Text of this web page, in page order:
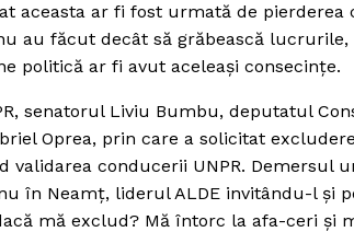
aceasta ar fi fost urmată de pierderea
au făcut decât să grăbească
politică ar fi avut aceleaşi consecinţe.
senatorul Liviu Bumbu, deputatul
Oprea, prin care a solicitat
conducerii UNPR. Demersul
în Neamţ, liderul ALDE invitându-l şi
mă exclud? Mă întorc la afa-ceri şi